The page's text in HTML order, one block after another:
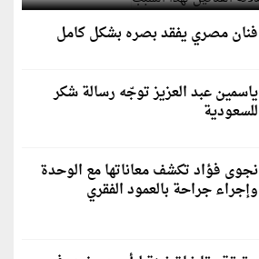
فنان مصري يفقد بصره بشكل كامل
ياسمين عبد العزيز توجّه رسالة شكر
للسعودية
نجوى فؤاد تكشف معاناتها مع الوحدة
وإجراء جراحة بالعمود الفقري